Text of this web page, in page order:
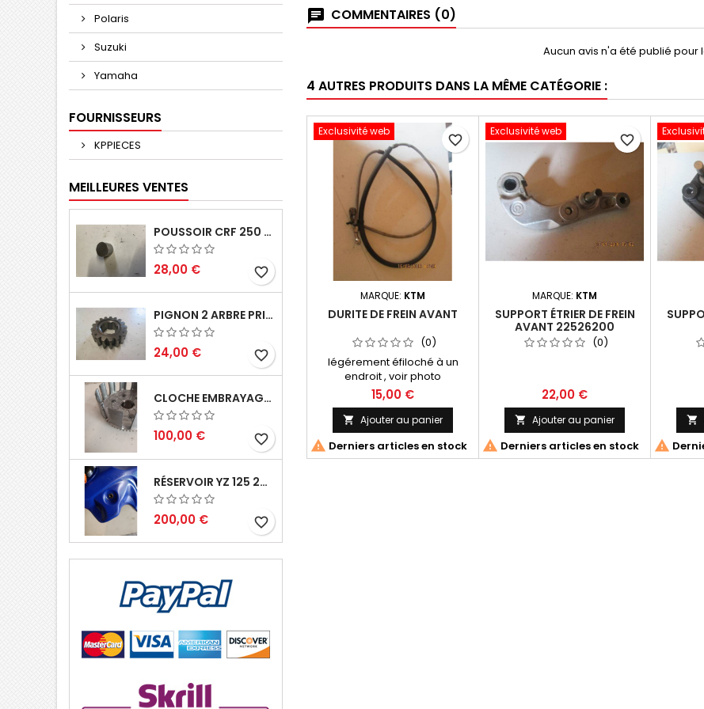
Polaris
Suzuki
Yamaha
FOURNISSEURS
KPPIECES
MEILLEURES VENTES
POUSSOIR CRF 250 2005 2006
28,00 € favorite_border
PIGNON 2 ARBRE PRIMAIRE CR 250 1994
24,00 € favorite_border
CLOCHE EMBRAYAGE YZ 125 1994 2004
100,00 € favorite_border
RÉSERVOIR YZ 125 2002 2004
200,00 € favorite_border
COMMENTAIRES (0)
Aucun avis n'a été publié pour
4 AUTRES PRODUITS DANS LA MÊME CATÉGORIE :
Exclusivité web
MARQUE: KTM
DURITE DE FREIN AVANT
(0)
légérement éfiloché à un
endroit , voir photo
15,00 €
 Ajouter au panier
 Derniers articles en stock
favorite_border
Exclusivité web
MARQUE: KTM
SUPPORT ÉTRIER DE FREIN
AVANT 22526200
(0)
22,00 €
 Ajouter au panier
 Derniers articles en stock
favorite_border

